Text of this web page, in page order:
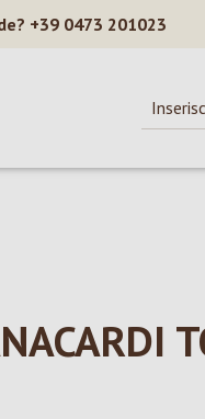
+39 0473 201023